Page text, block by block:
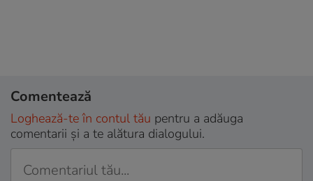
Comentează
Loghează-te în contul tău pentru a adăuga
comentarii și a te alătura dialogului.